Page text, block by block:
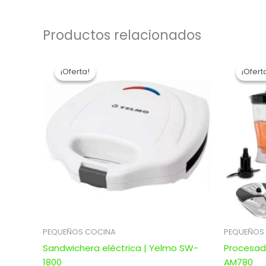
Productos relacionados
¡Oferta!
¡Oferta!
PEQUEÑOS COCINA
Sandwichera eléctrica | Yelmo SW-
1800
original
era:
es:
$ 2.427,20.
AM780